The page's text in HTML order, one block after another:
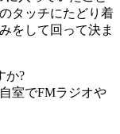
タッチにたどり着
をして回って決ま
か?
室でFMラジオや